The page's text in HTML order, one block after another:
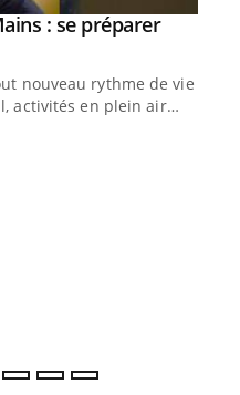
: se préparer
nouveau rythme de vie !
activités en plein air…